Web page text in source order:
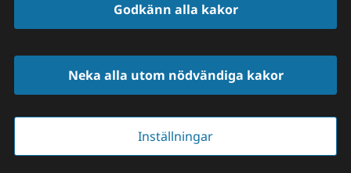
Godkänn alla kakor
Neka alla utom nödvändiga kakor
Inställningar
Intyg eller utlåtande
alla djurslag
Vi hjälper dig med veterinärintyg av olika slag.
Intygets/utlåtandets art och omfattning avgör
nivå och pris. Har du behov av ett utlåtande eller